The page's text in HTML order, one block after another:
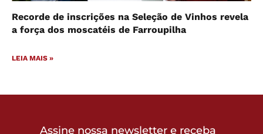
Recorde de inscrições na Seleção de Vinhos revela
a força dos moscatéis de Farroupilha
LEIA MAIS »
Assine nossa newsletter e receba